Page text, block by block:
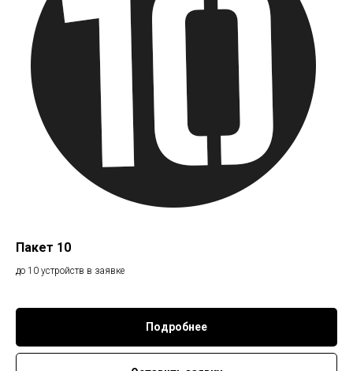
Пакет 10
до 10 устройств в заявке
Подробнее